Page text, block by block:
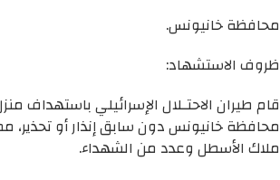
محافظة خانيونس.
ظروف الاستشهاد:
قام طيران الاحتـلال الإسرائيلي باستهداف
محافظة خانيونس دون سابق إنذار أو تحذير،
ملاك الأسطل وعدد من الشهداء.